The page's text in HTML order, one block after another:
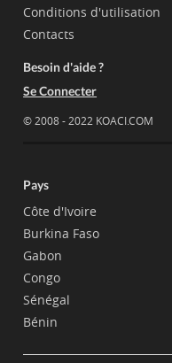
Conditions d'utilisation
Contacts
Besoin d'aide ?
Se Connecter
© 2008 - 2022 KOACI.COM
Pays
Côte d'Ivoire
Burkina Faso
Gabon
Congo
Sénégal
Bénin